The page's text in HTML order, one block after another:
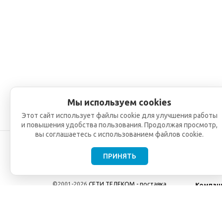
©2001-2026 СЕТИ ТЕЛЕКОМ - поставка,
Мы используем cookies
Этот сайт использует файлы cookie для улучшения работы
и повышения удобства пользования. Продолжая просмотр,
вы соглашаетесь с использованием файлов cookie.
ПРИНЯТЬ